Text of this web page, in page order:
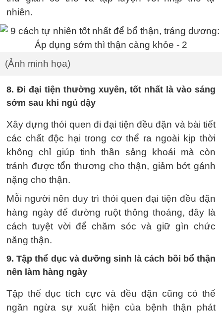
nhiên.
(Ảnh minh họa)
8. Đi đại tiện thường xuyên, tốt nhất là vào sáng
sớm sau khi ngủ dậy
Xây dựng thói quen đi đại tiện đều đặn và bài tiết
các chất độc hại trong cơ thể ra ngoài kịp thời
không chỉ giúp tinh thần sảng khoái mà còn
tránh được tổn thương cho thận, giảm bớt gánh
nặng cho thận.
Mỗi người nên duy trì thói quen đại tiện đều đặn
hàng ngày để đường ruột thông thoáng, đây là
cách tuyệt vời để chăm sóc và giữ gìn chức
năng thận.
9. Tập thể dục và dưỡng sinh là cách bồi bổ thận
nên làm hàng ngày
Tập thể dục tích cực và đều đặn cũng có thể
ngăn ngừa sự xuất hiện của bệnh thận phát